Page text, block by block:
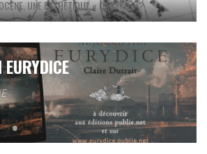
UNE ESTHÉTIQUE « CANARD » ?